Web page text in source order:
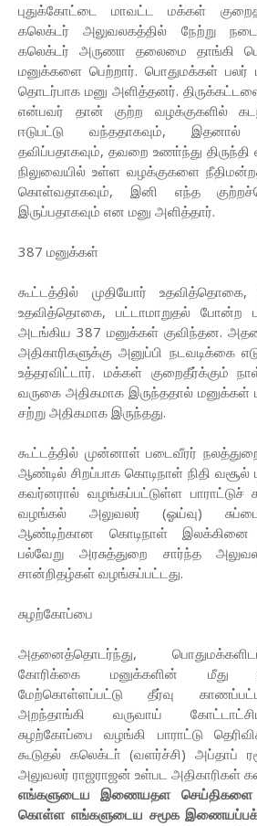
புதுக்கோட்டை மாவட்ட மக்கள்
கலெக்டர் அலுவலகத்தில் நேற்று
கலெக்டர் அருணா தலைமை தாங்கி
மனுக்களை பெற்றார். பொதுமக்கள் பலர்
தொடர்பாக மனு அளித்தனர்.
என்பவர் தான் குற்ற வழக்குகளில்
ஈடுபட்டு வந்ததாகவும், இதனால்
தவிப்பதாகவும், தவறை உணா்ந்து திருந்தி
நிலுவையில் உள்ள வழக்குகளை
கொள்வதாகவும், இனி எந்த
இருப்பதாகவும் என மனு அளித்தார்.
387 மனுக்கள்
கூட்டத்தில் முதியோர் உதவித்தொகை,
உதவித்தொகை, பட்டாமாறுதல் போன்ற
அடங்கிய 387 மனுக்கள் குவிந்தன.
அதிகாரிகளுக்கு அனுப்பி நடவடிக்கை
உத்தரவிட்டார். மக்கள் குறைதீர்க்கும்
வருகை அதிகமாக இருந்ததால் மனுக்கள்
சற்று அதிகமாக இருந்தது.
கூட்டத்தில் முன்னாள் படைவீரர்
ஆண்டில் சிறப்பாக கொடிநாள் நிதி வசூல்
கவர்னரால் வழங்கப்பட்டுள்ள பாராட்டுச்
வழங்கல் அலுவலர் (ஓய்வு)
ஆண்டிற்கான கொடிநாள் இலக்கினை
பல்வேறு அரசுத்துறை சார்ந்த
சான்றிதழ்கள் வழங்கப்பட்டது.
சுழற்கோப்பை
அதனைத்தொடர்ந்து,
கோரிக்கை மனுக்களின் மீது
மேற்கொள்ளப்பட்டு தீர்வு
அறந்தாங்கி வருவாய்
சுழற்கோப்பை வழங்கி பாராட்டு
கூடுதல் கலெக்டா் (வளர்ச்சி) அப்தாப்
அலுவலர் ராஜராஜன் உள்பட அதிகாரிகள்
எங்களுடைய இணையதள செய்திகளை
கொள்ள எங்களுடைய சமூக